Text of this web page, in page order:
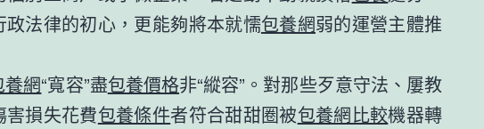
政法律的初心，更能夠將本就懦包養網弱的運營主體推
養網“寬容”盡包養價格非“縱容”。對那些歹意守法、屢教
害損失花費包養條件者符合甜甜圈被包養網比較機器轉